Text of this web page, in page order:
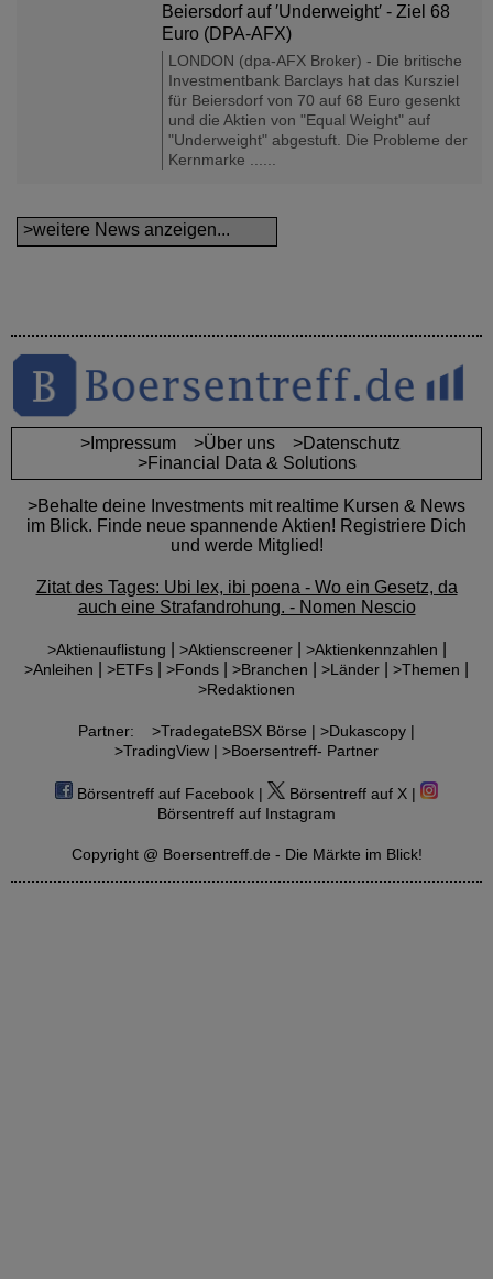
Beiersdorf auf ′Underweight′ - Ziel 68
Euro (DPA-AFX)
LONDON (dpa-AFX Broker) - Die britische
Investmentbank Barclays hat das Kursziel
für Beiersdorf von 70 auf 68 Euro gesenkt
und die Aktien von "Equal Weight" auf
"Underweight" abgestuft. Die Probleme der
Kernmarke ......
>weitere News anzeigen...
>Impressum >Über uns
>Datenschutz
>Financial Data & Solutions
>Behalte deine Investments mit realtime Kursen & News
im Blick. Finde neue spannende Aktien! Registriere Dich
und werde Mitglied!
Zitat des Tages: Ubi lex, ibi poena - Wo ein Gesetz, da
auch eine Strafandrohung. - Nomen Nescio
>Aktienauflistung >Aktienscreener| >Aktienkennzahlen
>Anleihen >ETFs >Fonds >Branchen >Länder >Themen
>Redaktionen
Partner: >TradegateBSX Börse | >Dukascopy |
>TradingView | >Boersentreff- Partner
Börsentreff auf Facebook |
Börsentreff auf X |
Börsentreff auf Instagram
Copyright @ Boersentreff.de - Die Märkte im Blick!